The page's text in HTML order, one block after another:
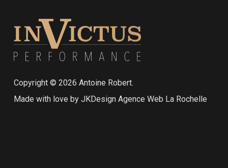
Copyright © 2026 Antoine Robert.
Made with love by JKDesign Agence Web La Rochelle